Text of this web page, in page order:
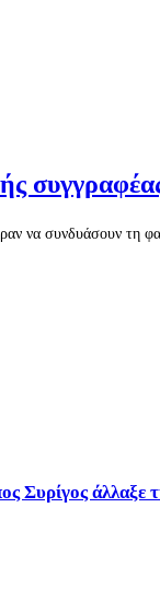
να συνδυάσουν τη
άλλαξε